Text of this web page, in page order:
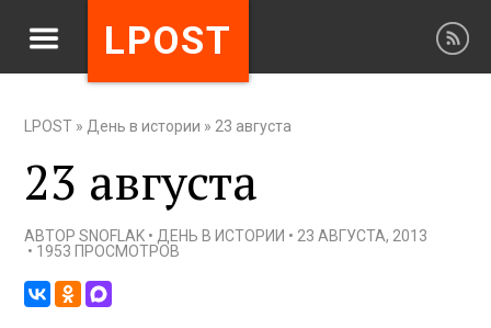
LPOST
LPOST » День в истории » 23 августа
23 августа
АВТОРSNOFLAK • ДЕНЬ В ИСТОРИИ • 23 АВГУСТА, 2013
• 1953 ПРОСМОТРОВ